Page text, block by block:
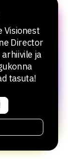
Visionest
Director
ja
tasuta!